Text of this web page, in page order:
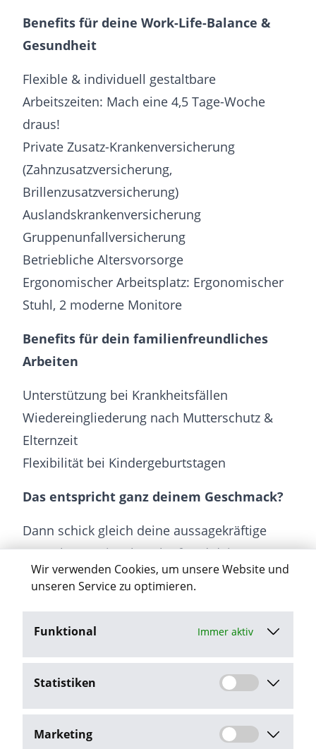
Wir verwenden Cookies, um unsere Website und
unseren Service zu optimieren.
Funktional Immer aktiv
Statistiken
Marketing
Benefits für deine Work-Life-Balance &
Gesundheit
Flexible & individuell gestaltbare
Arbeitszeiten: Mach eine 4,5 Tage-Woche
draus!
Private Zusatz-Krankenversicherung
(Zahnzusatzversicherung,
Brillenzusatzversicherung)
Auslandskrankenversicherung
Gruppenunfallversicherung
Betriebliche Altersvorsorge
Ergonomischer Arbeitsplatz: Ergonomischer
Stuhl, 2 moderne Monitore
Benefits für dein familienfreundliches
Arbeiten
Unterstützung bei Krankheitsfällen
Wiedereingliederung nach Mutterschutz &
Elternzeit
Flexibilität bei Kindergeburtstagen
Das entspricht ganz deinem Geschmack?
Dann schick gleich deine aussagekräftige
Bewerbung mit Lebenslauf und deiner
Gehaltsvorstellung an Jörn Schröder.